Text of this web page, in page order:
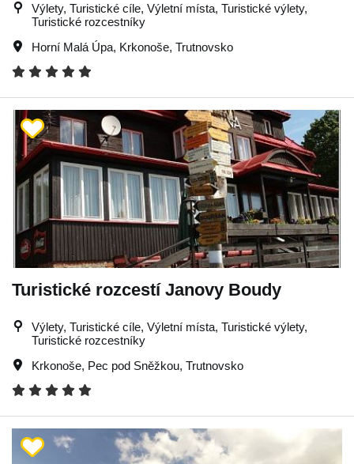
Výlety, Turistické cíle, Výletní místa, Turistické výlety,
Turistické rozcestníky
Horní Malá Úpa, Krkonoše, Trutnovsko
Turistické rozcestí Janovy Boudy
Výlety, Turistické cíle, Výletní místa, Turistické výlety,
Turistické rozcestníky
Krkonoše, Pec pod Sněžkou, Trutnovsko